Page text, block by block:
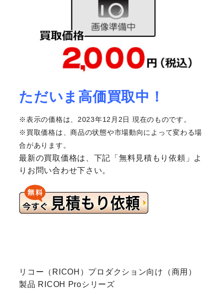
ただいま高価買取中！
※表示の価格は、2023年12月2日 現在のものです。
※買取価格は、商品の状態や市場動向によって変わる場
合があります。
最新の買取価格は、下記「無料見積もり依頼」よ
りお問い合わせ下さい。
リコー（RICOH）プロダクション向け（商用）
製品 RICOH Proシリーズ